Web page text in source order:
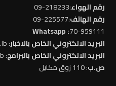
رقم الهواء:218233-09
رقم الهاتف:225577-09
70-959111
: Whatsapp
البريد الالكتروني الخاص بالاخبار: news@rll.com.lb
البريد الالكتروني الخاص بالبرامج: info@rll.com.lb
ص.ب: 110 زوق مكايل